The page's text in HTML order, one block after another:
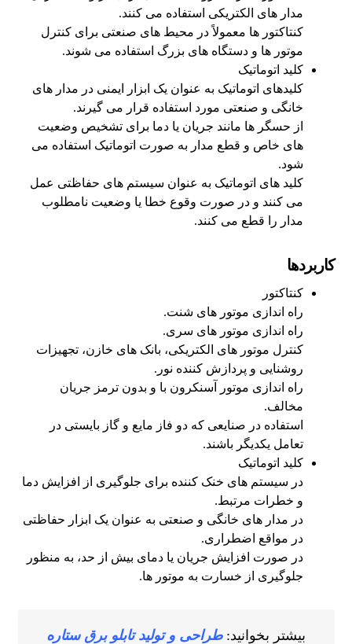
مدار های الکتریکی استفاده می‌ کنند.
کنتاکتور ها معمولاً در محیط‌ های صنعتی برای کنترل
موتور ها و دستگاه‌ های بزرگ استفاده می‌ شوند.
کلید اتوماتیک
کلیدهای اتوماتیک به عنوان یک ابزار ایمنی در مدار های
خانگی و صنعتی مورد استفاده قرار می‌ گیرند.
از حسگر ها مانند جریان یا دما برای تشخیص وضعیت‌
های خاص و قطع مدار به صورت اتوماتیک استفاده می‌
شود.
کلید های اتوماتیک به عنوان سیستم‌ های حفاظتی عمل
می‌ کنند و در صورت وقوع خطا یا وضعیت نامطلوب
مدار را قطع می‌ کنند.
کاربردها
کنتاکتور
راه‌ اندازی موتور های شنت.
راه‌ اندازی موتور های سری.
کنترل موتور های الکتریکی، بانک‌ های خازن، تجهیزات
روشنایی و پردازش کننده نور.
راه‌ اندازی موتور آسنکرون با و بدون ترمز جریان
مخالف.
استفاده در صنایعی که دو فاز مایع و گاز بایستی در
تعامل یکدیگر باشند.
کلید اتوماتیک
در سیستم‌ های خنک‌ کننده برای جلوگیری از افزایش دما
و خطرات مرتبط.
در مدار های خانگی و صنعتی به عنوان یک ابزار حفاظتی
در مواقع اضطراری.
در صورت افزایش جریان یا دمای بیش از حد، به منظور
جلوگیری از خسارت به موتور ها.
بیشتر بخوانید:طراحی و تولید تابلو برق ستاره